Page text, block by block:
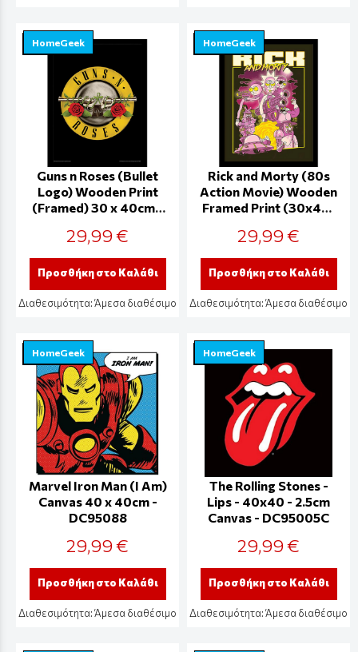
HomeGeek
Guns n Roses (Bullet
Logo) Wooden Print
(Framed) 30 x 40cm -
29,99 €
Προσθήκη στο Καλάθι
Διαθεσιμότητα:Άμεσα διαθέσιμο
HomeGeek
Rick and Morty (80s
Action Movie) Wooden
Framed Print (30x40)
29,99 €
Προσθήκη στο Καλάθι
Διαθεσιμότητα:Άμεσα διαθέσιμο
HomeGeek
Marvel Iron Man (I Am)
Canvas 40 x 40cm -
DC95088
29,99 €
Προσθήκη στο Καλάθι
Διαθεσιμότητα:Άμεσα διαθέσιμο
HomeGeek
The Rolling Stones -
Lips - 40x40 - 2.5cm
Canvas - DC95005C
29,99 €
Προσθήκη στο Καλάθι
Διαθεσιμότητα:Άμεσα διαθέσιμο